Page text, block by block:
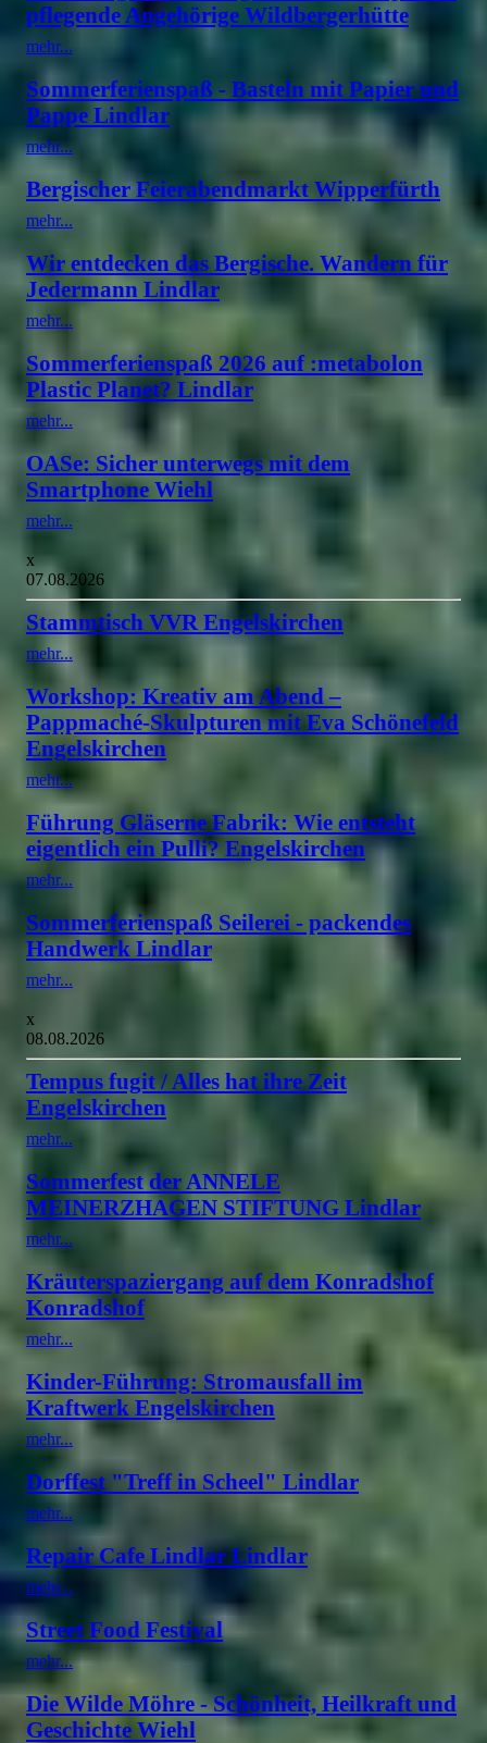
pflegende Angehörige Wildbergerhütte
mehr...
Sommerferienspaß - Basteln mit Papier und
Pappe Lindlar
mehr...
Bergischer Feierabendmarkt Wipperfürth
mehr...
Wir entdecken das Bergische. Wandern für
Jedermann Lindlar
mehr...
Sommerferienspaß 2026 auf :metabolon
Plastic Planet? Lindlar
mehr...
OASe: Sicher unterwegs mit dem
Smartphone Wiehl
mehr...
x
07.08.2026
Stammtisch VVR Engelskirchen
mehr...
Workshop: Kreativ am Abend –
Pappmaché-Skulpturen mit Eva Schönefeld
Engelskirchen
mehr...
Führung Gläserne Fabrik: Wie entsteht
eigentlich ein Pulli? Engelskirchen
mehr...
Sommerferienspaß Seilerei - packendes
Handwerk Lindlar
mehr...
x
08.08.2026
Tempus fugit / Alles hat ihre Zeit
Engelskirchen
mehr...
Sommerfest der ANNELE
MEINERZHAGEN STIFTUNG Lindlar
mehr...
Kräuterspaziergang auf dem Konradshof
Konradshof
mehr...
Kinder-Führung: Stromausfall im
Kraftwerk Engelskirchen
mehr...
Dorffest "Treff in Scheel" Lindlar
mehr...
Repair Cafe Lindlar Lindlar
mehr...
Street Food Festival
mehr...
Die Wilde Möhre - Schönheit, Heilkraft und
Geschichte Wiehl